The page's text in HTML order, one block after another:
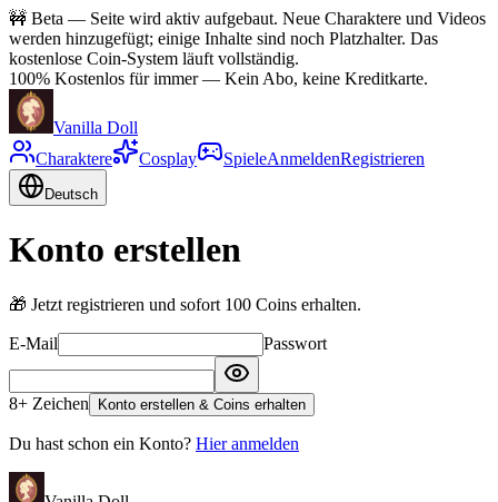
🚧 Beta — Seite wird aktiv aufgebaut. Neue Charaktere und Videos
werden hinzugefügt; einige Inhalte sind noch Platzhalter. Das
kostenlose Coin-System läuft vollständig.
100% Kostenlos für immer— Kein Abo, keine Kreditkarte.
Vanilla Doll
Charaktere
Cosplay SpieleAnmeldenRegistrieren
Deutsch
Konto erstellen
🎁 Jetzt registrieren und sofort 100 Coins erhalten.
E-Mail Passwort
8+ Zeichen Konto erstellen & Coins erhalten
Du hast schon ein Konto? Hier anmelden